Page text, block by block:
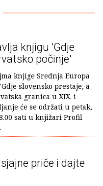
knjigu 'Gdje
počinje'
knjige Srednja Europa
slovensko prestaje, a
granica u XIX. i
će se održati u petak,
sati u knjižari Profil
priče i dajte